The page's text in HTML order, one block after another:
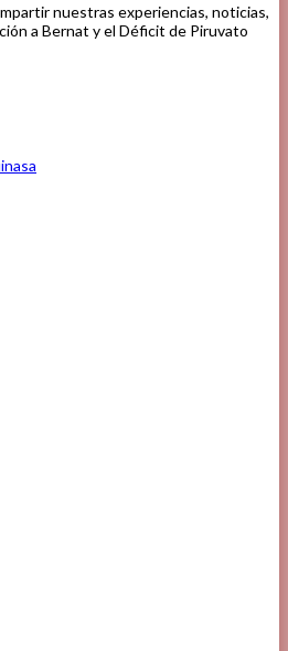
nuestras experiencias, noticias,
a Bernat y el Déficit de Piruvato